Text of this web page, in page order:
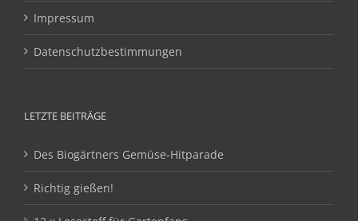
Impressum
Datenschutzbestimmungen
LETZTE BEITRÄGE
Des Biogärtners Gemüse-Hitparade
Richtig gießen!